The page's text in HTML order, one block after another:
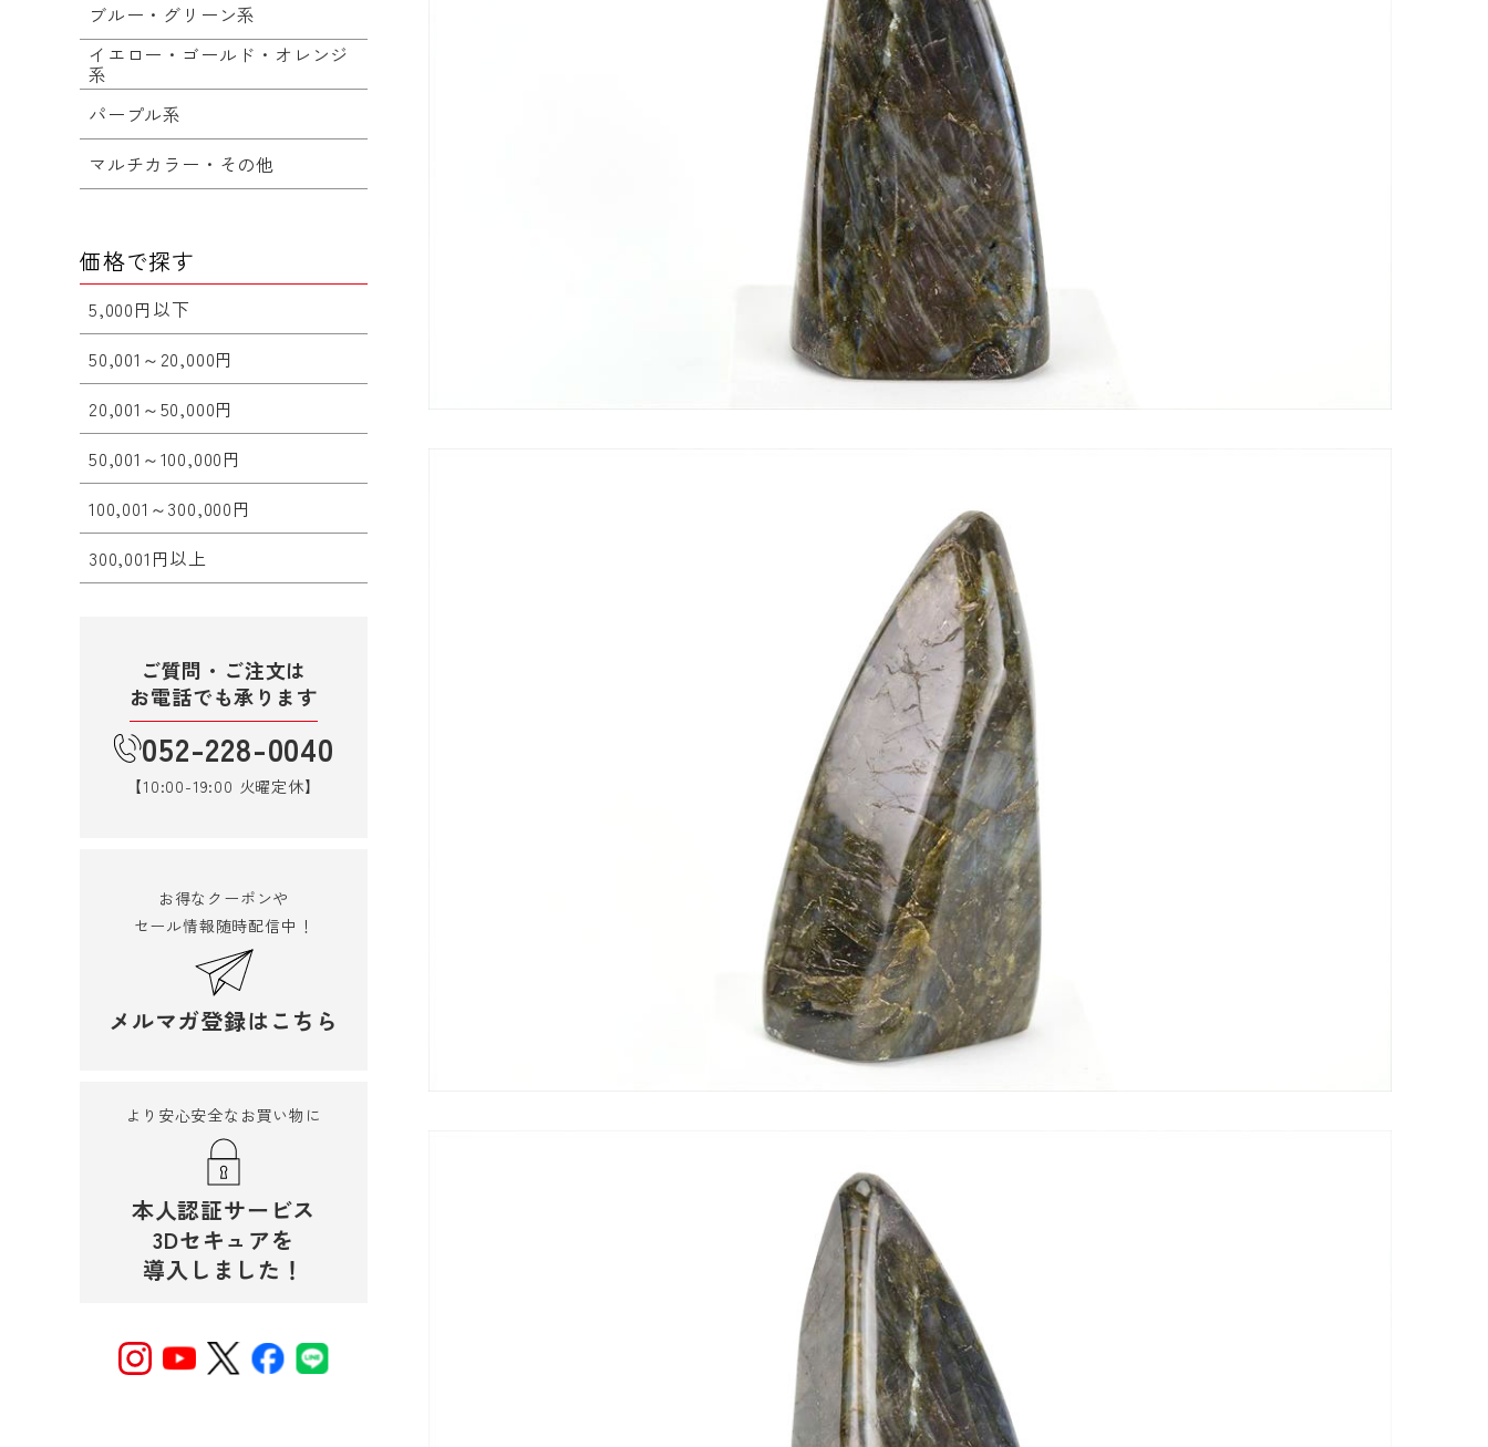
ブルー・グリーン系
イエロー・ゴールド・オレンジ
系
パープル系
マルチカラー・その他
価格で探す
5,000円以下
50,001～20,000円
20,001～50,000円
50,001～100,000円
100,001～300,000円
300,001円以上
ご質問・ご注文は
お電話でも承ります
052-228-0040
【10:00-19:00 火曜定休】
お得なクーポンや
セール情報随時配信中！
メルマガ登録はこちら
より安心安全なお買い物に
本人認証サービス
3Dセキュアを
導入しました！